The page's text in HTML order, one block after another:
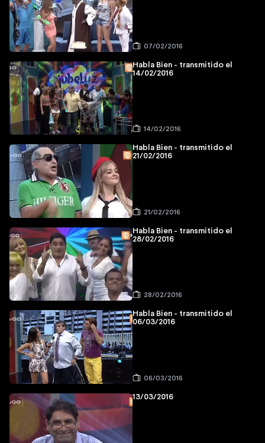
07/02/2016
Habla Bien - transmitido el
14/02/2016
14/02/2016
Habla Bien - transmitido el
21/02/2016
21/02/2016
Habla Bien - transmitido el
28/02/2016
28/02/2016
Habla Bien - transmitido el
06/03/2016
06/03/2016
13/03/2016